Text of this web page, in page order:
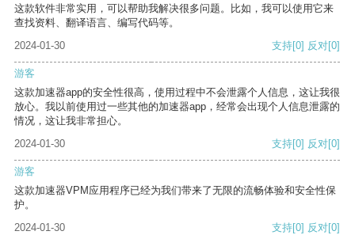
这款软件非常实用，可以帮助我解决很多问题。比如，我可以使用它来
查找资料、翻译语言、编写代码等。
2024-01-30
支持[0] 反对[0]
游客
这款加速器app的安全性很高，使用过程中不会泄露个人信息，这让我很
放心。我以前使用过一些其他的加速器app，经常会出现个人信息泄露的
情况，这让我非常担心。
2024-01-30
支持[0] 反对[0]
游客
这款加速器VPM应用程序已经为我们带来了无限的流畅体验和安全性保
护。
2024-01-30
支持[0] 反对[0]